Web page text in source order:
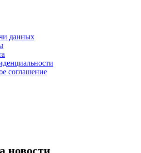
данных
соглашение